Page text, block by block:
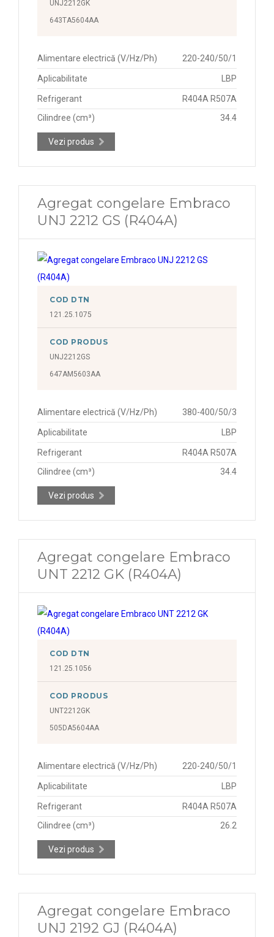
UNJ2212GK
643TA5604AA
Alimentare electrică (V/Hz/Ph) 220-240/50/1
Aplicabilitate LBP
Refrigerant
R404A R507A
Cilindree (cm³)
34.4
Vezi produs
Agregat congelare Embraco
UNJ 2212 GS (R404A)
COD DTN
121.25.1075
COD PRODUS
UNJ2212GS
647AM5603AA
Alimentare electrică (V/Hz/Ph) 380-400/50/3
Aplicabilitate LBP
Refrigerant
R404A R507A
Cilindree (cm³)
34.4
Vezi produs
Agregat congelare Embraco
UNT 2212 GK (R404A)
COD DTN
121.25.1056
COD PRODUS
UNT2212GK
505DA5604AA
Alimentare electrică (V/Hz/Ph) 220-240/50/1
Aplicabilitate LBP
Refrigerant
R404A R507A
Cilindree (cm³)
26.2
Vezi produs
Agregat congelare Embraco
UNJ 2192 GJ (R404A)